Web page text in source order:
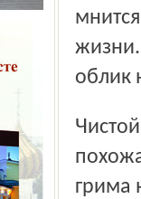
жизни.
облик
Чистой сенсацией выглядит Филипьевна, ничуть не
грима